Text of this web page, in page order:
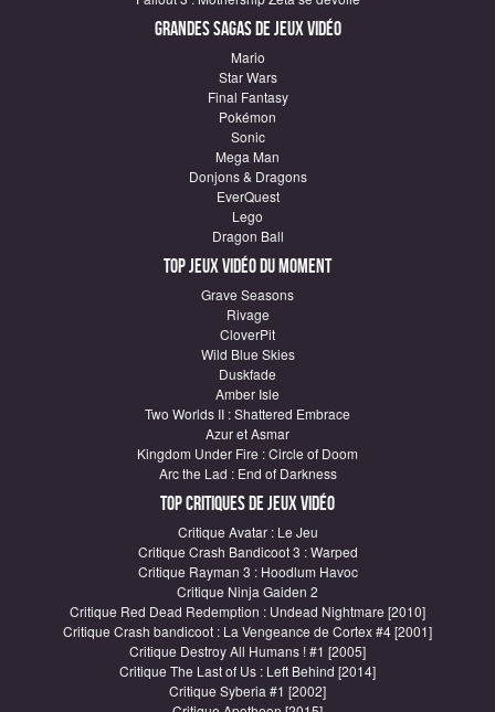
Grandes sagas de Jeux vidéo
Mario
Star Wars
Final Fantasy
Pokémon
Sonic
Mega Man
Donjons & Dragons
EverQuest
Lego
Dragon Ball
Top Jeux vidéo du moment
Grave Seasons
Rivage
CloverPit
Wild Blue Skies
Duskfade
Amber Isle
Two Worlds II : Shattered Embrace
Azur et Asmar
Kingdom Under Fire : Circle of Doom
Arc the Lad : End of Darkness
Top critiques de Jeux vidéo
Critique Avatar : Le Jeu
Critique Crash Bandicoot 3 : Warped
Critique Rayman 3 : Hoodlum Havoc
Critique Ninja Gaiden 2
Critique Red Dead Redemption : Undead Nightmare [2010]
Critique Crash bandicoot : La Vengeance de Cortex #4 [2001]
Critique Destroy All Humans ! #1 [2005]
Critique The Last of Us : Left Behind [2014]
Critique Syberia #1 [2002]